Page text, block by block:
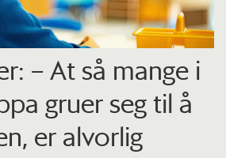
– At så mange i
gruer seg til å
er alvorlig